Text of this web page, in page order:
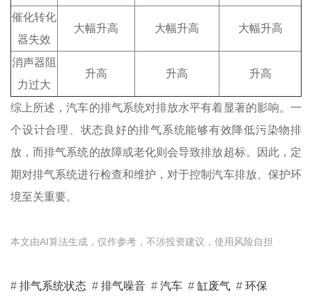
催化转化
器失效
大幅升高 大幅升高 大幅升高
消声器阻
力过大
升高 升高 升高
综上所述，汽车的排气系统对排放水平有着显著的影响。一
个设计合理、状态良好的排气系统能够有效降低污染物排
放，而排气系统的故障或老化则会导致排放超标。因此，定
期对排气系统进行检查和维护，对于控制汽车排放、保护环
境至关重要。
本文由AI算法生成，仅作参考，不涉投资建议，使用风险自担
# 排气系统状态 # 排气噪音 # 汽车 # 缸废气 # 环保